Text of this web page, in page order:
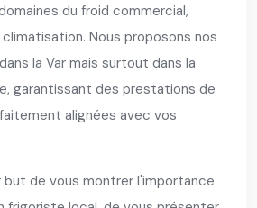
du froid commercial,
Nous proposons nos
la Var mais surtout dans la
garantissant des prestations de
alignées avec vos
de vous montrer l'importance